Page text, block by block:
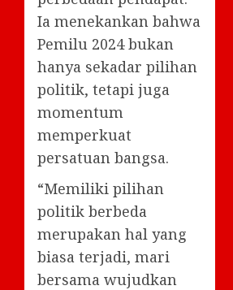
Ia menekankan bahwa
Pemilu 2024 bukan
hanya sekadar pilihan
politik, tetapi juga
momentum
memperkuat
persatuan bangsa.
“Memiliki pilihan
politik berbeda
merupakan hal yang
biasa terjadi, mari
bersama wujudkan